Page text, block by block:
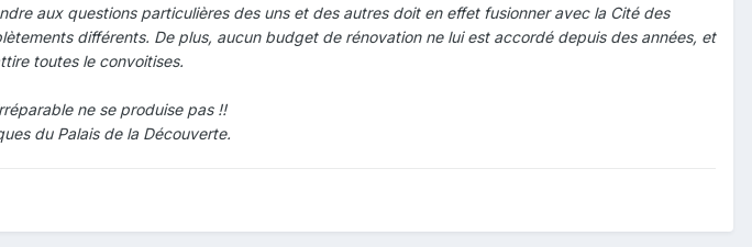
aux questions particulières des uns et des autres doit en effet fusionner avec la Cité des
différents. De plus, aucun budget de rénovation ne lui est accordé depuis des années, et
toutes le convoitises.
ne se produise pas !!
du Palais de la Découverte.